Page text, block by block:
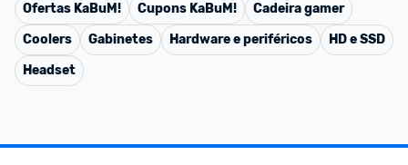
Ofertas KaBuM! Cupons KaBuM!
Cadeira gamer
Coolers
Gabinetes Hardware e periféricos
HD e SSD
Headset